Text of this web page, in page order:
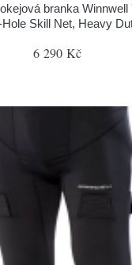
branka Winnwell
Skill Net, Heavy
6 290 Kč